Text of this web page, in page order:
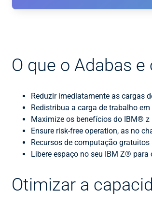
O que o Adabas
Reduzir imediatamente as cargas
Redistribua a carga de trabalho
Maximize os benefícios do IBM®
Ensure risk-free operation, as no
Recursos de computação
Libere espaço no seu IBM Z®
Otimizar a